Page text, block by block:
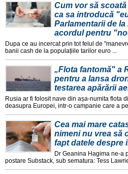
Cum vor să
ca sa introducă
Parlamentarii de
acordul pentru
Dupa ce au incercat prin tot felul de
banii cash de la populațiile tarilor euro ...
„Flota fantomă" a
pentru a lansa
testarea apărării
Rusia ar fi folosit nave din așa-numita flota
deasupra Europei, intr-o campanie care a pe
Cea mai mare
nimeni nu vrea să
fapt datele despre
Dr Geanina Hagima ne-a
postare Substack, sub sematura: Tess